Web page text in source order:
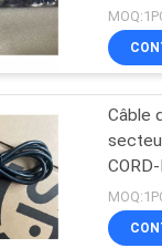
Cisco
Câble